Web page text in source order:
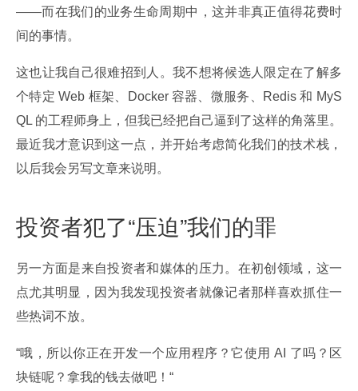
——而在我们的业务生命周期中，这并非真正值得花费时
间的事情。
这也让我自己很难招到人。我不想将候选人限定在了解多
个特定 Web 框架、Docker 容器、微服务、Redis 和 MyS
QL 的工程师身上，但我已经把自己逼到了这样的角落里。
最近我才意识到这一点，并开始考虑简化我们的技术栈，
以后我会另写文章来说明。
投资者犯了“压迫”我们的罪
另一方面是来自投资者和媒体的压力。在初创领域，这一
点尤其明显，因为我发现投资者就像记者那样喜欢抓住一
些热词不放。
“哦，所以你正在开发一个应用程序？它使用 AI 了吗？区
块链呢？拿我的钱去做吧！“